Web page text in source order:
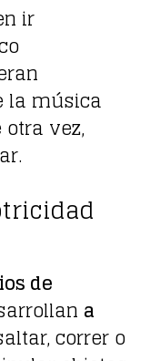
ir
la música
vez,
de
a
correr o